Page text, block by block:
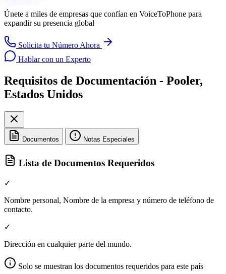
Únete a miles de empresas que confían en VoiceToPhone para
expandir su presencia global
Solicita tu Número Ahora
Hablar con un Experto
Requisitos de Documentación - Pooler,
Estados Unidos
Documentos Notas Especiales
Lista de Documentos Requeridos
✓
Nombre personal, Nombre de la empresa y número de teléfono de
contacto.
✓
Dirección en cualquier parte del mundo.
Solo se muestran los documentos requeridos para este país